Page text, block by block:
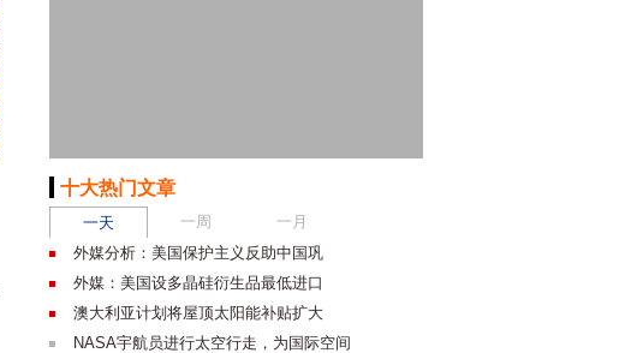
十大热门文章
一天 一周
一月
外媒分析：美国保护主义反助中国巩
外媒：美国设多晶硅衍生品最低进口
澳大利亚计划将屋顶太阳能补贴扩大
NASA宇航员进行太空行走，为国际空间